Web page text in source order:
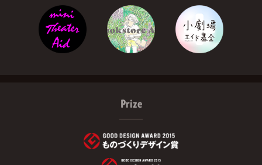
Prize